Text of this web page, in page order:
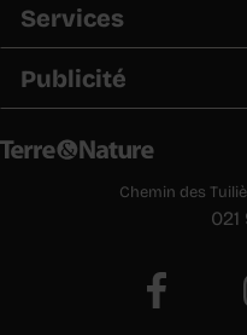
Services
Publicité
Chemin des
021